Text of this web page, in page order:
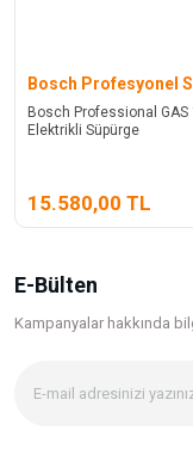
Bosch Profesyonel
Bosch Professional GAS
Elektrikli Süpürge
15.580,00 TL
E-Bülten
Kampanyalar hakkında